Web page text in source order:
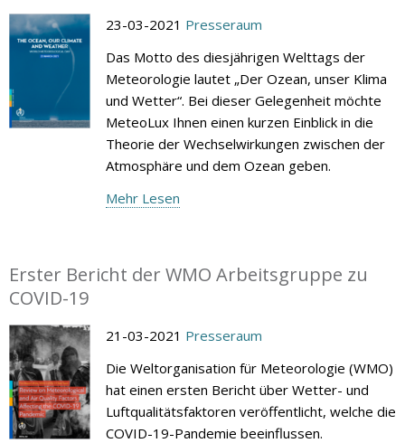
23-03-2021 Presseraum
Das Motto des diesjährigen Welttags der
Meteorologie lautet „Der Ozean, unser Klima
und Wetter“. Bei dieser Gelegenheit möchte
MeteoLux Ihnen einen kurzen Einblick in die
Theorie der Wechselwirkungen zwischen der
Atmosphäre und dem Ozean geben.
Mehr Lesen
Erster Bericht der WMO Arbeitsgruppe zu
COVID-19
21-03-2021 Presseraum
Die Weltorganisation für Meteorologie (WMO)
hat einen ersten Bericht über Wetter- und
Luftqualitätsfaktoren veröffentlicht, welche die
COVID-19-Pandemie beeinflussen.